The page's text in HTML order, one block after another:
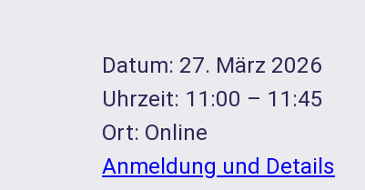
Datum: 27. März 2026
Uhrzeit: 11:00 – 11:45
Ort: Online
Anmeldung und Details